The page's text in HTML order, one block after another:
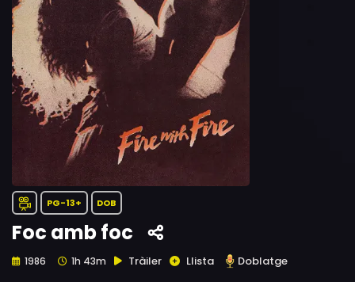
PG-13+ DOB
Foc amb foc
1986 1h 43m Tràiler Llista Doblatge